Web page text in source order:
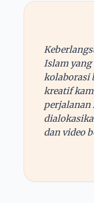
Islam yang
kolaborasi
kreatif
perjalanan
dan video